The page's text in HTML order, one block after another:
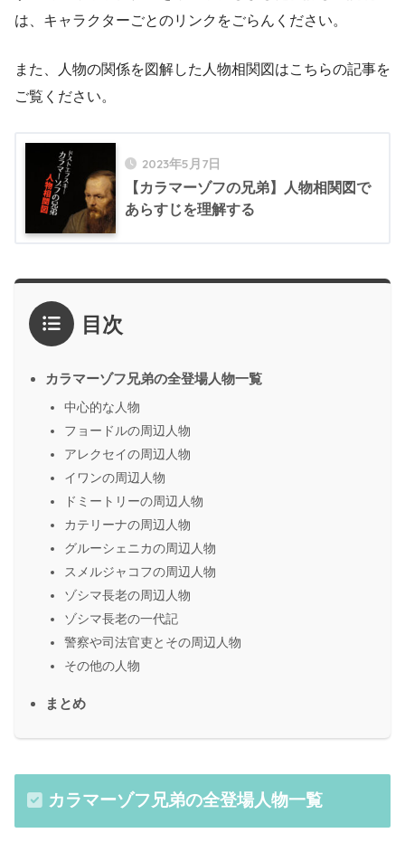
は、キャラクターごとのリンクをごらんください。
また、人物の関係を図解した人物相関図はこちらの記事を
ご覧ください。
2023年5月7日
【カラマーゾフの兄弟】人物相関図で
あらすじを理解する
目次
カラマーゾフ兄弟の全登場人物一覧
中心的な人物
フョードルの周辺人物
アレクセイの周辺人物
イワンの周辺人物
ドミートリーの周辺人物
カテリーナの周辺人物
グルーシェニカの周辺人物
スメルジャコフの周辺人物
ゾシマ長老の周辺人物
ゾシマ長老の一代記
警察や司法官吏とその周辺人物
その他の人物
まとめ
カラマーゾフ兄弟の全登場人物一覧